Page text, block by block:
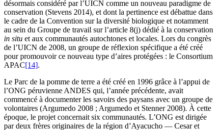
désormais considéré par l’UICN comme un nouveau paradigme de
conservation (Stevens 2014), et dont la pertinence est débattue dans
le cadre de la Convention sur la diversité biologique et notamment
au sein du Groupe de travail sur l’article 8(j) dédié à la conservation
in situ et aux communautés autochtones et locales. Lors du congrès
de l’UICN de 2008, un groupe de réflexion spécifique a été créé
pour promouvoir ce nouveau type d’aires protégées : le Consortium
APAC[14].
Le Parc de la pomme de terre a été créé en 1996 grâce à l’appui de
l’ONG péruvienne ANDES qui, l’année précédente, avait
commencé à documenter les savoirs des paysans avec un groupe de
volontaires (Argumedo 2008 ; Argumedo et Stenner 2008). À cette
époque, le projet concernait six communautés. L’ONG est dirigée
par deux frères originaires de la région d’Ayacucho — Cesar et